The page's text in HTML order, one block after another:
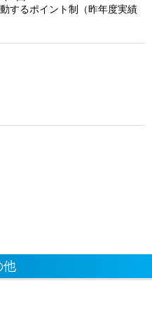
するポイント制（昨年度実績
他